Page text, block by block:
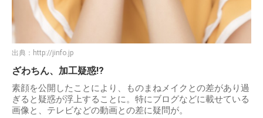
出典： http://jinfo.jp
ざわちん、加工疑惑!?
素顔を公開したことにより、ものまねメイクとの差があり過
ぎると疑惑が浮上することに。特にブログなどに載せている
画像と、テレビなどの動画との差に疑問が。